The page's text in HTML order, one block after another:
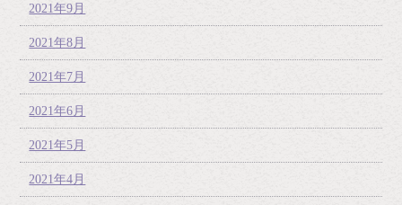
2021年9月
2021年8月
2021年7月
2021年6月
2021年5月
2021年4月